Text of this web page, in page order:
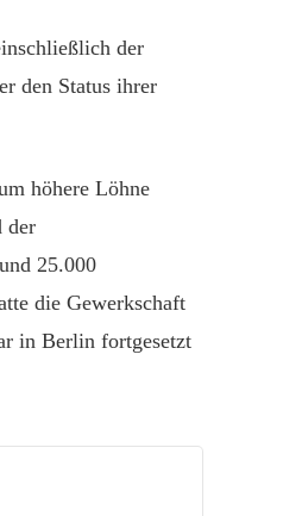
der
den Status ihrer
höhere Löhne
der
25.000
die Gewerkschaft
in Berlin fortgesetzt